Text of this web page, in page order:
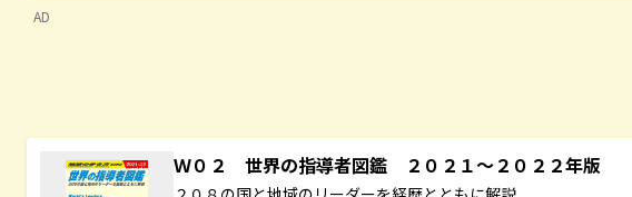
AD
Ｗ０２ 世界の指導者図鑑 ２０２１～２０２２年版